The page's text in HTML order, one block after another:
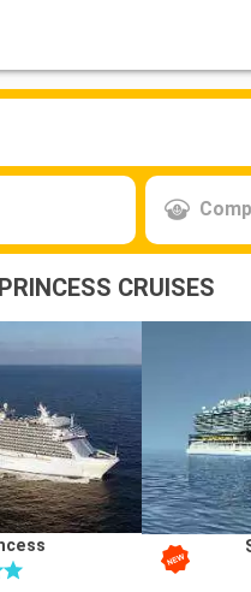
CRUISES